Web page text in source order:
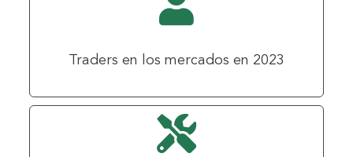
Traders en los mercados en 2023